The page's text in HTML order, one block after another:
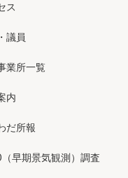
ス
議員
業所一覧
内
だ所報
（早期景気観測）調査